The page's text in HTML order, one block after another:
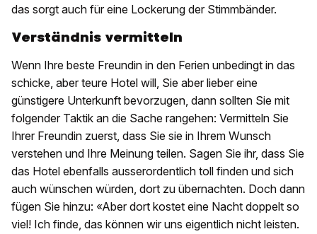
das sorgt auch für eine Lockerung der Stimmbänder.
Verständnis vermitteln
Wenn Ihre beste Freundin in den Ferien unbedingt in das
schicke, aber teure Hotel will, Sie aber lieber eine
günstigere Unterkunft bevorzugen, dann sollten Sie mit
folgender Taktik an die Sache rangehen: Vermitteln Sie
Ihrer Freundin zuerst, dass Sie sie in Ihrem Wunsch
verstehen und Ihre Meinung teilen. Sagen Sie ihr, dass Sie
das Hotel ebenfalls ausserordentlich toll finden und sich
auch wünschen würden, dort zu übernachten. Doch dann
fügen Sie hinzu: «Aber dort kostet eine Nacht doppelt so
viel! Ich finde, das können wir uns eigentlich nicht leisten.